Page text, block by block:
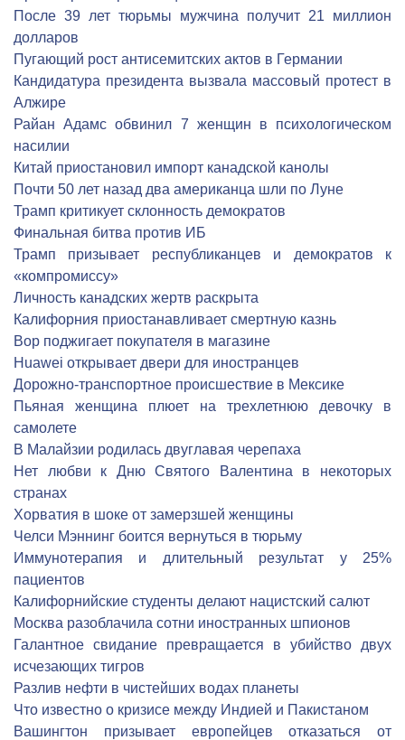
После 39 лет тюрьмы мужчина получит 21 миллион
долларов
Пугающий рост антисемитских актов в Германии
Кандидатура президента вызвала массовый протест в
Алжире
Райан Адамс обвинил 7 женщин в психологическом
насилии
Китай приостановил импорт канадской канолы
Почти 50 лет назад два американца шли по Луне
Трамп критикует склонность демократов
Финальная битва против ИБ
Трамп призывает республиканцев и демократов к
«компромиссу»
Личность канадских жертв раскрыта
Калифорния приостанавливает смертную казнь
Вор поджигает покупателя в магазине
Huawei открывает двери для иностранцев
Дорожно-транспортное происшествие в Мексике
Пьяная женщина плюет на трехлетнюю девочку в
самолете
В Малайзии родилась двуглавая черепаха
Нет любви к Дню Святого Валентина в некоторых
странах
Хорватия в шоке от замерзшей женщины
Челси Мэннинг боится вернуться в тюрьму
Иммунотерапия и длительный результат у 25%
пациентов
Калифорнийские студенты делают нацистский салют
Москва разоблачила сотни иностранных шпионов
Галантное свидание превращается в убийство двух
исчезающих тигров
Разлив нефти в чистейших водах планеты
Что известно о кризисе между Индией и Пакистаном
Вашингтон призывает европейцев отказаться от